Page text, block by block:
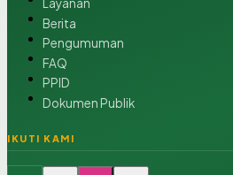
Layanan
Berita
Pengumuman
FAQ
PPID
Dokumen Publik
IKUTI KAMI